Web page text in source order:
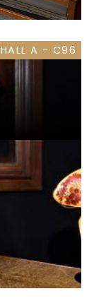
HALL A - C96